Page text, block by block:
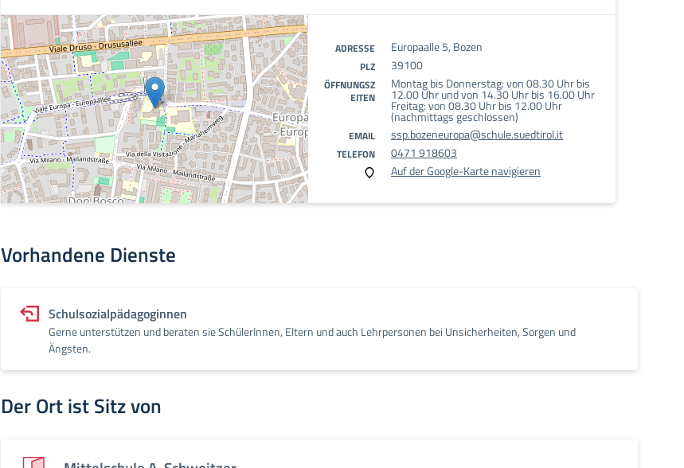
ADRESSE Europaalle 5, Bozen
PLZ 39100
ÖFFNUNGSZ
EITEN
Montag bis Donnerstag: von 08.30 Uhr bis
12.00 Uhr und von 14.30 Uhr bis 16.00 Uhr
Freitag: von 08.30 Uhr bis 12.00 Uhr
(nachmittags geschlossen)
EMAIL ssp.bozeneuropa@schule.suedtirol.it
TELEFON
0471 918603
Auf der Google-Karte navigieren
Vorhandene Dienste
Schulsozialpädagoginnen
Gerne unterstützen und beraten sie SchülerInnen, Eltern und auch Lehrpersonen bei Unsicherheiten, Sorgen und
Ängsten.
Der Ort ist Sitz von